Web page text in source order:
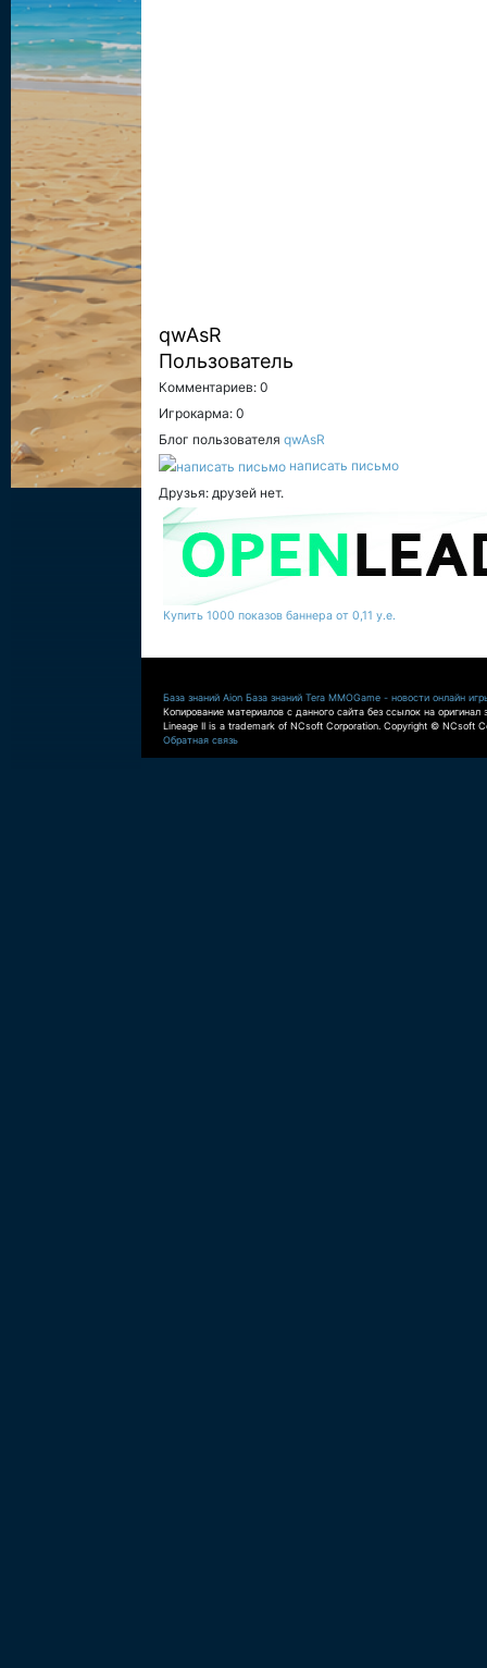
qwAsR
Пользователь
Комментариев: 0
Игрокарма: 0
Блог пользователя qwAsR
написать письмо
Друзья: друзей нет.
Купить 1000 показов баннера от 0,11 у.е.
База знаний Aion База знаний Tera MMOGame - новости онлайн
Копирование материалов с данного сайта без ссылок на оригинал
Lineage II is a trademark of NCsoft Corporation. Copyright © NCsoft
Обратная связь